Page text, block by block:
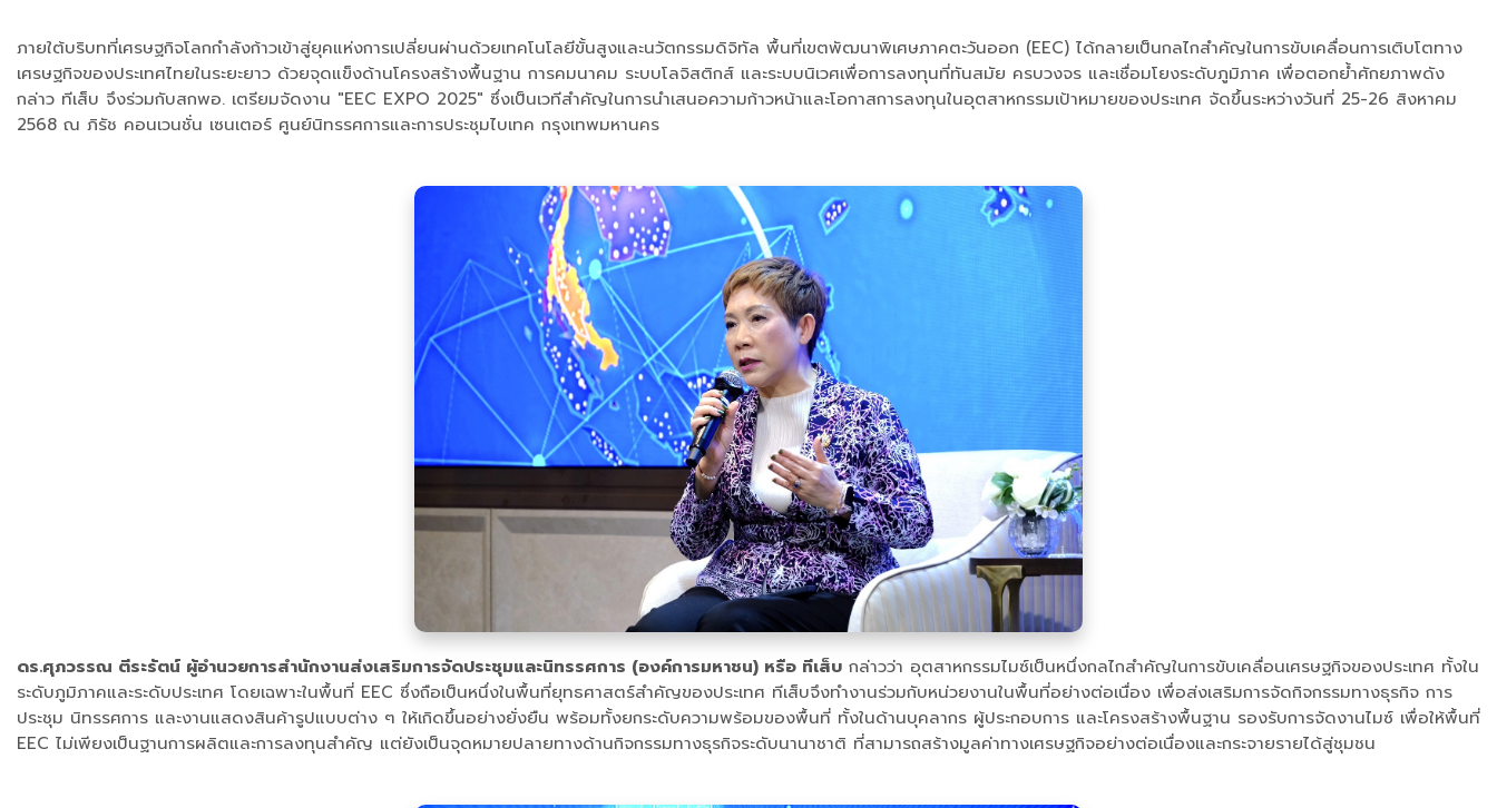
ภายใต้บริบทที่เศรษฐกิจโลกกำลังก้าวเข้าสู่ยุคแห่งการเปลี่ยนผ่านด้วยเทคโนโลยีขั้นสูงและนวัตกรรมดิจิทัล พื้นที่เขตพัฒนาพิเศษภาคตะวันออก (EEC) ได้กลายเป็นกลไกสำคัญในการขับเคลื่อนการเติบโตทาง
เศรษฐกิจของประเทศไทยในระยะยาว ด้วยจุดแข็งด้านโครงสร้างพื้นฐาน การคมนาคม ระบบโลจิสติกส์ และระบบนิเวศเพื่อการลงทุนที่ทันสมัย ครบวงจร และเชื่อมโยงระดับภูมิภาค เพื่อตอกย้ำศักยภาพดัง
กล่าว ทีเส็บ จึงร่วมกับสกพอ. เตรียมจัดงาน "EEC EXPO 2025" ซึ่งเป็นเวทีสำคัญในการนำเสนอความก้าวหน้าและโอกาสการลงทุนในอุตสาหกรรมเป้าหมายของประเทศ จัดขึ้นระหว่างวันที่ 25-26 สิงหาคม
2568 ณ ภิรัช คอนเวนชั่น เซนเตอร์ ศูนย์นิทรรศการและการประชุมไบเทค กรุงเทพมหานคร
ดร.ศุภวรรณ ตีระรัตน์ ผู้อำนวยการสำนักงานส่งเสริมการจัดประชุมและนิทรรศการ (องค์การมหาชน) หรือ ทีเส็บ กล่าวว่า อุตสาหกรรมไมซ์เป็นหนึ่งกลไกสำคัญในการขับเคลื่อนเศรษฐกิจของประเทศ ทั้งใน
ระดับภูมิภาคและระดับประเทศ โดยเฉพาะในพื้นที่ EEC ซึ่งถือเป็นหนึ่งในพื้นที่ยุทธศาสตร์สำคัญของประเทศ ทีเส็บจึงทำงานร่วมกับหน่วยงานในพื้นที่อย่างต่อเนื่อง เพื่อส่งเสริมการจัดกิจกรรมทางธุรกิจ การ
ประชุม นิทรรศการ และงานแสดงสินค้ารูปแบบต่าง ๆ ให้เกิดขึ้นอย่างยั่งยืน พร้อมทั้งยกระดับความพร้อมของพื้นที่ ทั้งในด้านบุคลากร ผู้ประกอบการ และโครงสร้างพื้นฐาน รองรับการจัดงานไมซ์ เพื่อให้พื้นที่
EEC ไม่เพียงเป็นฐานการผลิตและการลงทุนสำคัญ แต่ยังเป็นจุดหมายปลายทางด้านกิจกรรมทางธุรกิจระดับนานาชาติ ที่สามารถสร้างมูลค่าทางเศรษฐกิจอย่างต่อเนื่องและกระจายรายได้สู่ชุมชน